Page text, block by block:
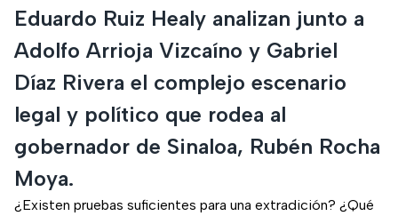
Eduardo Ruiz Healy analizan junto a
Adolfo Arrioja Vizcaíno y Gabriel
Díaz Rivera el complejo escenario
legal y político que rodea al
gobernador de Sinaloa, Rubén Rocha
Moya.
¿Existen pruebas suficientes para una extradición? ¿Qué